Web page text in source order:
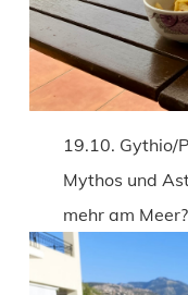
19.10. Gythio/
Mythos und
mehr am Meer?